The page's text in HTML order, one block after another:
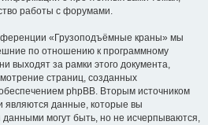
работы с форумами.
«Грузоподъёмные краны» мы
по отношению к программному
выходят за рамки этого документа,
страниц, созданных
phpBB. Вторым источником
данные, которые вы
могут быть, но не исчерпываются,